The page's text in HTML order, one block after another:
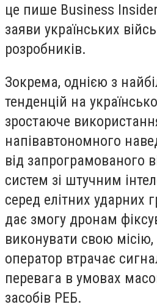
це пише Business
заяви українських
розробників.
Зокрема, однією з
тенденцій на
зростаюче
напівавтономного
від запрограмованого
систем зі штучним
серед елітних ударних
дає змогу дронам
виконувати свою
оператор втрачає
перевага в умовах
засобів РЕБ.